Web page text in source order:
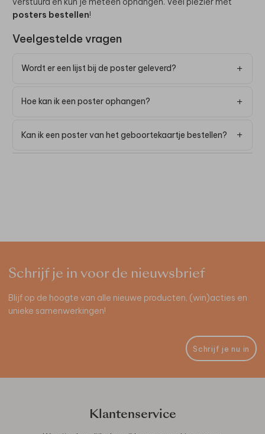
posters bestellen!
Veelgestelde vragen
Wordt er een lijst bij de poster geleverd?
Hoe kan ik een poster ophangen?
Kan ik een poster van het geboortekaartje bestellen?
Schrijf je in voor de nieuwsbrief
Blijf op de hoogte van alle nieuwe producten, (win)acties en
unieke samenwerkingen!
Schrijf je nu in
Klantenservice